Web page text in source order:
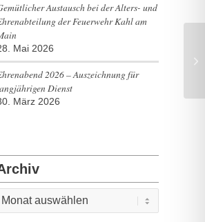
Austausch bei der Alters- und
der Feuerwehr Kahl am
Mai 2026
2026 – Auszeichnung für
Dienst
März 2026